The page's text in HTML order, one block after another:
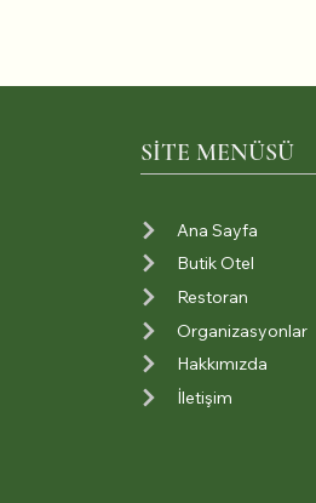
SİTE MENÜSÜ
Ana Sayfa
Butik Otel
Restoran
Organizasyonlar
Hakkımızda
İletişim